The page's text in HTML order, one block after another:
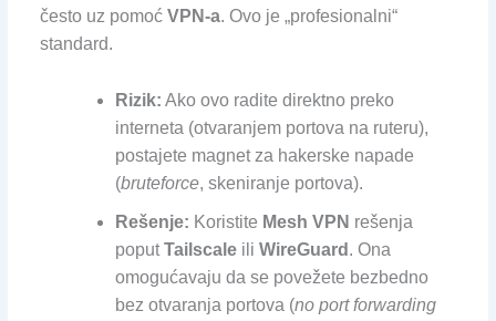
često uz pomoć VPN-a. Ovo je „profesionalni“
standard.
Rizik: Ako ovo radite direktno preko
interneta (otvaranjem portova na ruteru),
postajete magnet za hakerske napade
(bruteforce, skeniranje portova).
Rešenje: Koristite Mesh VPN rešenja
poputTailscaleili WireGuard . Ona
omogućavaju da se povežete bezbedno
bez otvaranja portova (no port forwarding